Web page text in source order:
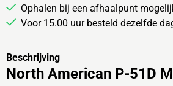
Ophalen bij een afhaalpunt
Voor 15.00 uur besteld dezelfde
Beschrijving
North American P-51D